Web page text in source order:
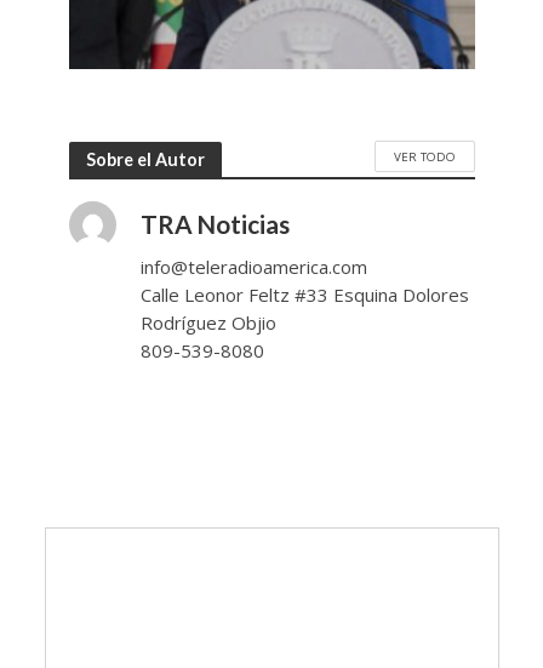
Sobre el Autor VER TODO
TRA Noticias
info@teleradioamerica.com
Calle Leonor Feltz #33 Esquina Dolores
Rodríguez Objio
809-539-8080